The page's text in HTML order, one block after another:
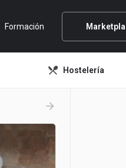
Formación
Hostelería
arrow_forward